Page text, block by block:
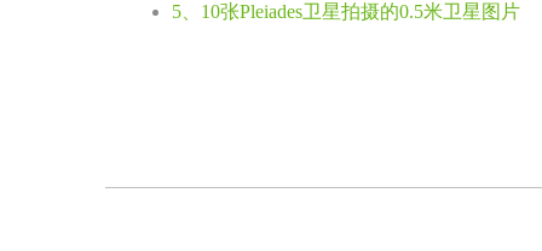
5、10张Pleiades卫星拍摄的0.5米卫星图片